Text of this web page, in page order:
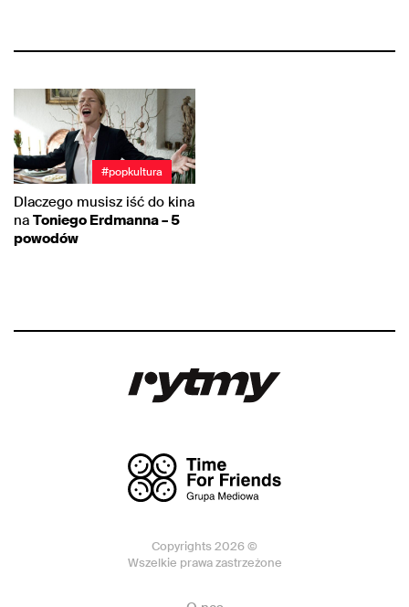
#popkultura
Dlaczego musisz iść do kina
na Toniego Erdmanna – 5
powodów
Copyrights 2026 ©
Wszelkie prawa zastrzeżone